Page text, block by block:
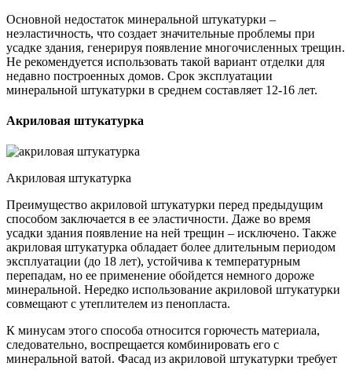
Основной недостаток минеральной штукатурки –
неэластичность, что создает значительные проблемы при
усадке здания, генерируя появление многочисленных трещин.
Не рекомендуется использовать такой вариант отделки для
недавно построенных домов. Срок эксплуатации
минеральной штукатурки в среднем составляет 12-16 лет.
Акриловая штукатурка
Акриловая штукатурка
Преимущество акриловой штукатурки перед предыдущим
способом заключается в ее эластичности. Даже во время
усадки здания появление на ней трещин – исключено. Также
акриловая штукатурка обладает более длительным периодом
эксплуатации (до 18 лет), устойчива к температурным
перепадам, но ее применение обойдется немного дороже
минеральной. Нередко использование акриловой штукатурки
совмещают с утеплителем из пенопласта.
К минусам этого способа относится горючесть материала,
следовательно, воспрещается комбинировать его с
минеральной ватой. Фасад из акриловой штукатурки требует